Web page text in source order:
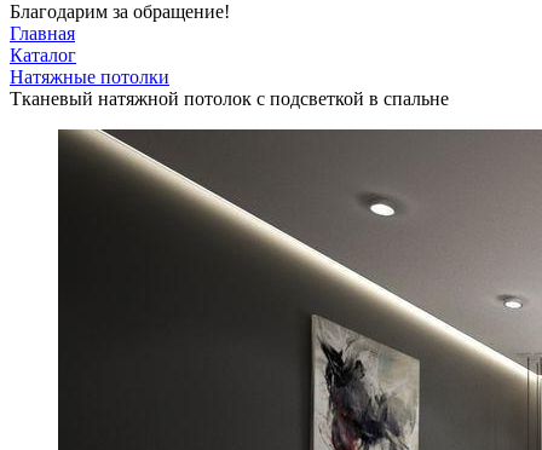
Благодарим за обращение!
Главная
Каталог
Натяжные потолки
Тканевый натяжной потолок с подсветкой в спальне